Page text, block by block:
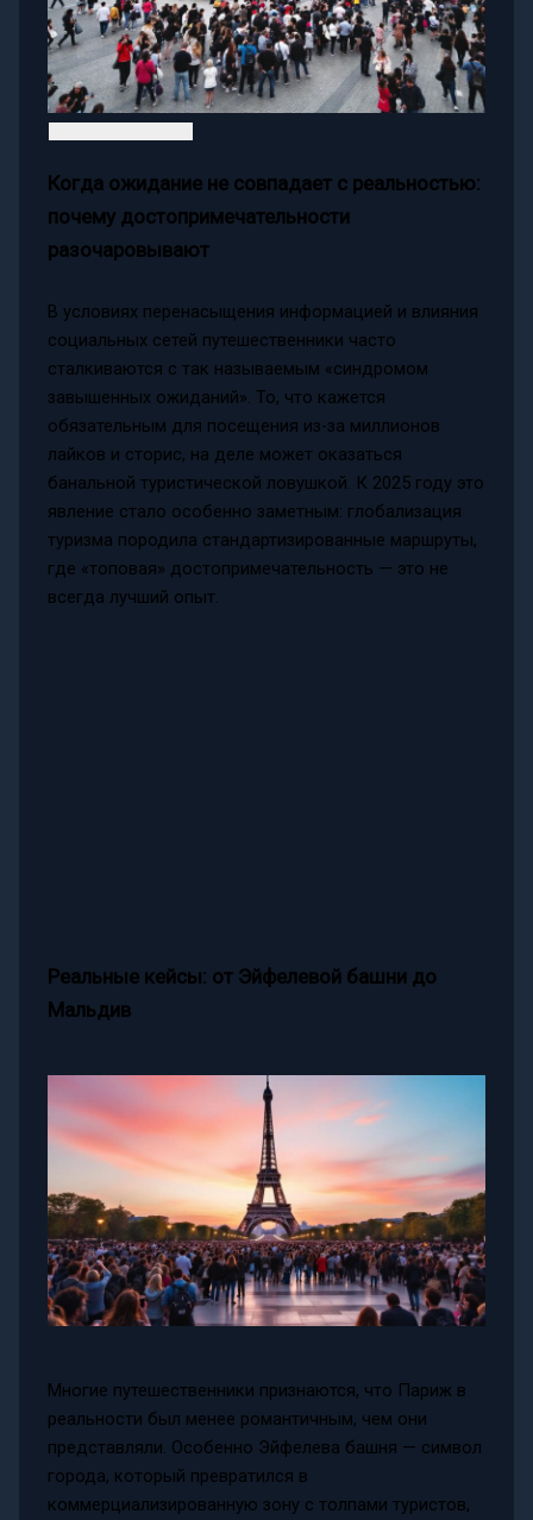
Когда ожидание не совпадает с реальностью:
почему достопримечательности
разочаровывают
В условиях перенасыщения информацией и влияния
социальных сетей путешественники часто
сталкиваются с так называемым «синдромом
завышенных ожиданий». То, что кажется
обязательным для посещения из-за миллионов
лайков и сторис, на деле может оказаться
банальной туристической ловушкой. К 2025 году это
явление стало особенно заметным: глобализация
туризма породила стандартизированные маршруты,
где «топовая» достопримечательность — это не
всегда лучший опыт.
Реальные кейсы: от Эйфелевой башни до
Мальдив
Многие путешественники признаются, что Париж в
реальности был менее романтичным, чем они
представляли. Особенно Эйфелева башня — символ
города, который превратился в
коммерциализированную зону с толпами туристов,